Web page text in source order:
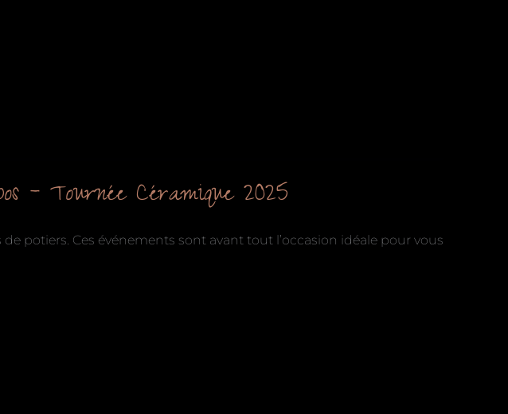
– Tournée Céramique 2025
potiers. Ces événements sont avant tout l’occasion idéale pour vous